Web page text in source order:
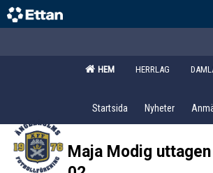
HEM HERRLAG
Startsida Nyheter
Maja Modig